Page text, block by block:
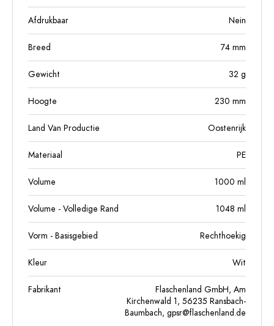
Afdrukbaar Nein
Breed 74 mm
Gewicht 32 g
Hoogte 230 mm
Land Van Productie Oostenrijk
Materiaal PE
Volume 1000 ml
Volume - Volledige Rand 1048 ml
Vorm - Basisgebied Rechthoekig
Kleur Wit
Fabrikant
Flaschenland GmbH, Am
Kirchenwald 1, 56235 Ransbach-
Baumbach, gpsr@flaschenland.de